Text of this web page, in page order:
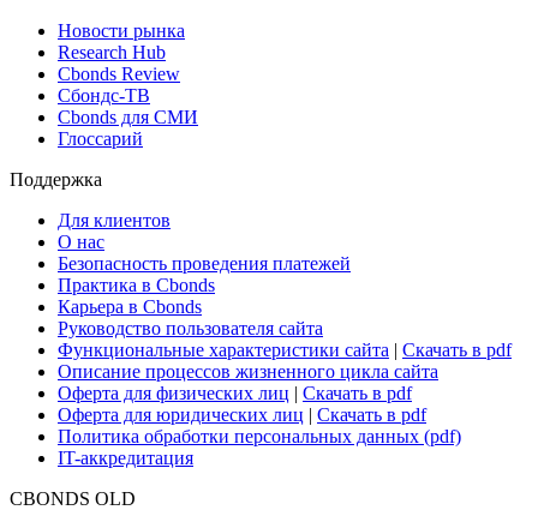
Поиск ETF & Funds
Новости и Аналитика
Новости рынка
Research Hub
Cbonds Review
Сбондс-ТВ
Глоссарий
Поддержка
Для клиентов
О нас
Безопасность проведения платежей
Практика в Cbonds
Карьера в Cbonds
Руководство пользователя сайта
Функциональные характеристики сайта|Скачать в pdf
Описание процессов жизненного цикла сайта
Оферта для физических лиц
Оферта для юридических лиц